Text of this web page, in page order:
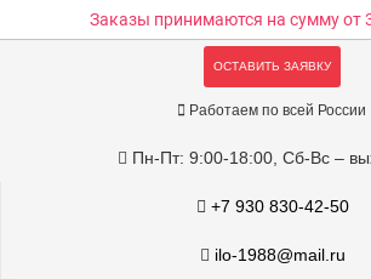
Заказы принимаются на суммуот
ОСТАВИТЬ ЗАЯВКУ
Работаем по всей России
Пн-Пт: 9:00-18:00, Сб-Вс –
+7 930 830-42-50
ilo-1988@mail.ru